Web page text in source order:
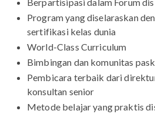
Program yang diselaraskan
sertifikasi kelas dunia
World-Class Curriculum
Bimbingan dan komunitas
Pembicara terbaik dari
konsultan senior
Metode belajar yang praktis